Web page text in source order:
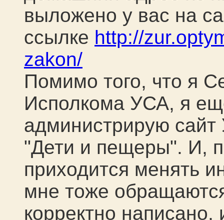
выложено у вас на
ссылке http://
zakon/
Помимо того, что я
Исполкома УСА, я
администрирую
"Дети и пещеры". И,
приходится менять
мне тоже
корректно